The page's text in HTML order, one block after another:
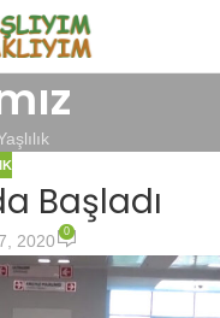
Başladı
2020 0